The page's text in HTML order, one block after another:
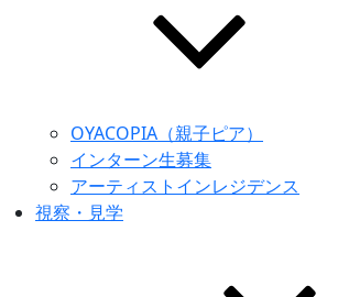
OYACOPIA（親子ピア）
インターン生募集
アーティストインレジデンス
視察・見学